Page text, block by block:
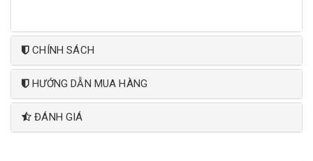
CHÍNH SÁCH
HƯỚNG DẪN MUA HÀNG
ĐÁNH GIÁ